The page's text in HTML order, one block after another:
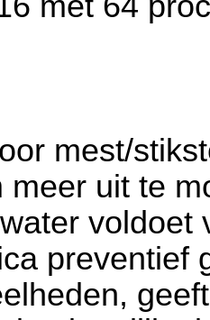
mest/
meer uit te
voldoet
preventief